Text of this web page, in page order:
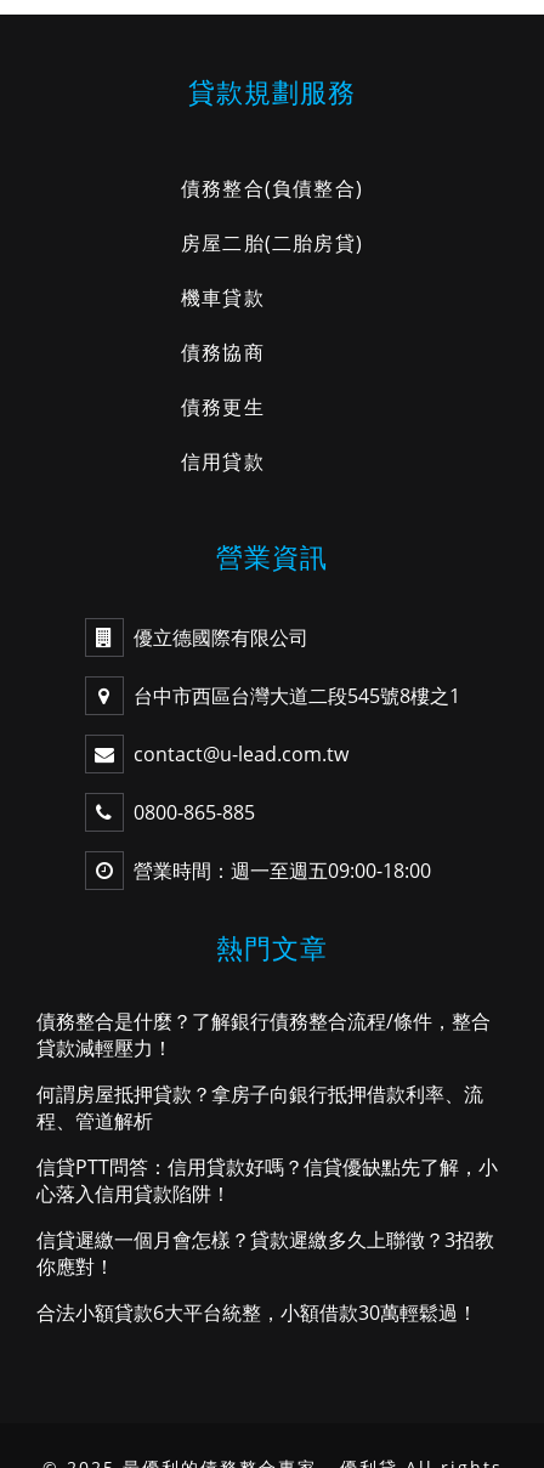
貸款規劃服務
債務整合(負債整合)
房屋二胎(二胎房貸)
機車貸款
債務協商
債務更生
信用貸款
營業資訊
優立德國際有限公司
台中市西區台灣大道二段545號8樓之1
contact@u-lead.com.tw
0800-865-885
營業時間：週一至週五09:00-18:00
熱門文章
債務整合是什麼？了解銀行債務整合流程/條件，整合
貸款減輕壓力！
何謂房屋抵押貸款？拿房子向銀行抵押借款利率、流
程、管道解析
信貸PTT問答：信用貸款好嗎？信貸優缺點先了解，小
心落入信用貸款陷阱！
信貸遲繳一個月會怎樣？貸款遲繳多久上聯徵？3招教
你應對！
合法小額貸款6大平台統整，小額借款30萬輕鬆過！